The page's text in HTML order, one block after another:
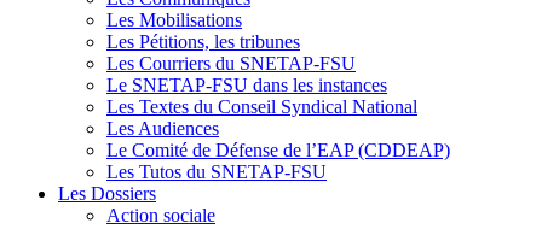
Les Mobilisations
Les Pétitions, les tribunes
Les Courriers du SNETAP-FSU
Le SNETAP-FSU dans les instances
Les Textes du Conseil Syndical National
Les Audiences
Le Comité de Défense de l’EAP (CDDEAP)
Les Tutos du SNETAP-FSU
Les Dossiers
Action sociale